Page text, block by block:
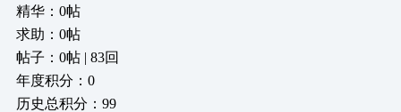
精华：0帖
求助：0帖
帖子：0帖 | 83回
年度积分：0
历史总积分：99